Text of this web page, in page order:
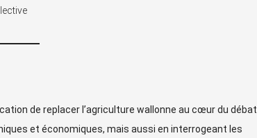
de replacer l’agriculture wallonne au cœur du débat
et économiques, mais aussi en interrogeant les